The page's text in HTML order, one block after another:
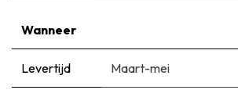
Wanneer
Levertijd Maart-mei